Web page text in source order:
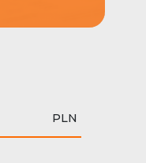
PLN